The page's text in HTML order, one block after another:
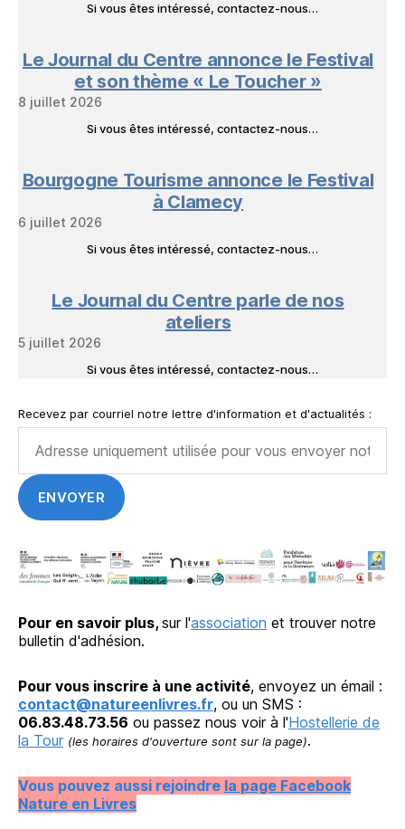
Si vous êtes intéressé, contactez-nous…
Le Journal du Centre annonce le Festival
et son thème « Le Toucher »
8 juillet 2026
Si vous êtes intéressé, contactez-nous…
Bourgogne Tourisme annonce le Festival
à Clamecy
6 juillet 2026
Si vous êtes intéressé, contactez-nous…
Le Journal du Centre parle de nos
ateliers
5 juillet 2026
Si vous êtes intéressé, contactez-nous…
Recevez par courriel notre lettre d'information et d'actualités :
Pour en savoir plus, sur l'association et trouver notre
bulletin d'adhésion.
Pour vous inscrire à une activité, envoyez un émail :
contact@natureenlivres.fr, ou un SMS :
06.83.48.73.56 ou passez nous voir à l'Hostellerie de
la Tour (les horaires d'ouverture sont sur la page).
Vous pouvez aussi rejoindre la page Facebook
Nature en Livres